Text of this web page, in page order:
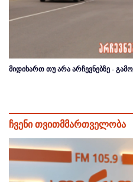
მიდიხართ თუ არა არჩევნებზე -
ჩვენი თვითმმართველობა